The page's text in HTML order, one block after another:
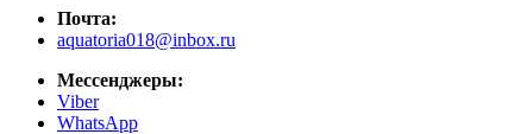
Почта:
aquatoria018@inbox.ru
Мессенджеры:
Viber
WhatsApp